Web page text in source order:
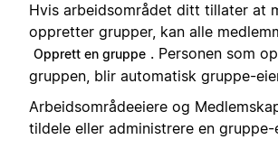
Hvis arbeidsområdet ditt tillater at
oppretter grupper, kan alle
Opprett en gruppe . Personen som
gruppen, blir automatisk gruppe-
Arbeidsområdeeiere og
tildele eller administrere en gruppe-